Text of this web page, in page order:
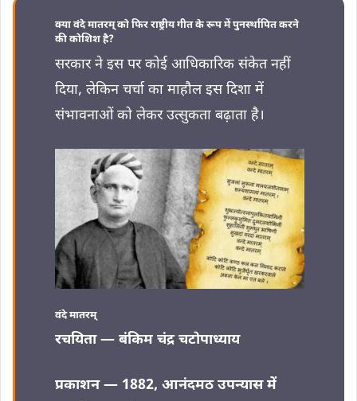
क्या वंदे मातरम् को फिर राष्ट्रीय गीत के रूप में पुनर्स्थापित करने
की कोशिश है?
सरकार ने इस पर कोई आधिकारिक संकेत नहीं
दिया, लेकिन चर्चा का माहौल इस दिशा में
संभावनाओं को लेकर उत्सुकता बढ़ाता है।
वंदे मातरम्
रचयिता — बंकिम चंद्र चटोपाध्याय
प्रकाशन — 1882, आनंदमठ उपन्यास में